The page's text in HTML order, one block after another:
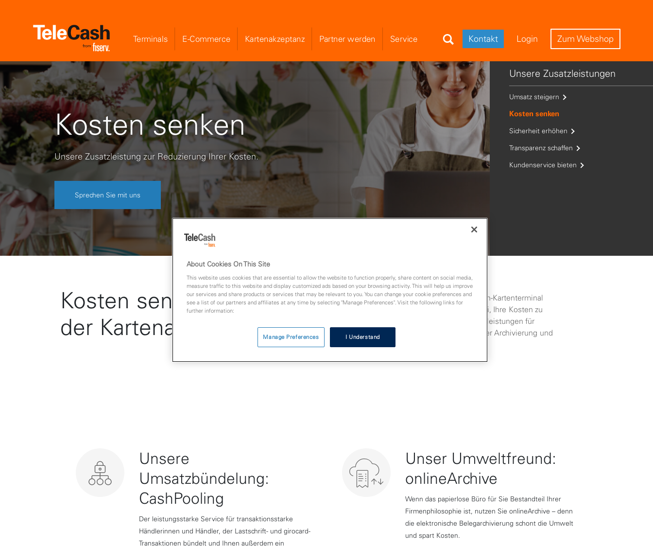
Skip to Main Content
Terminals E-Commerce Kartenakzeptanz Partner werden Service Zum Webshop
Search Field
Kontakt Login
Kosten senken
Unsere Zusatzleistung zur Reduzierung Ihrer Kosten.
Sprechen Sie mit uns
Unsere Zusatzleistungen
Umsatz steigern
Kosten senken
Sicherheit erhöhen
Transparenz schaffen
Kundenservice bieten
Kosten senken bei
der Kartenakzeptanz
Bei allen anfallenden Bezahlvorgängen leistet Ihr TeleCash-Kartenterminal
gute Dienste? Dann helfen wir Ihnen jetzt zusätzlich dabei, Ihre Kosten zu
senken und die Gewinne zu steigern: Mit unseren Zusatzleistungen für
bargeldlose Zahlungen, unter anderem bei Buchungen, der Archivierung und
Integration.
Unsere
Umsatzbündelung:
CashPooling
Der leistungsstarke Service für transaktionsstarke
Händlerinnen und Händler, der Lastschrift- und girocard-
Transaktionen bündelt und Ihnen außerdem ein
Unser Umweltfreund:
onlineArchive
Wenn das papierlose Büro für Sie Bestandteil Ihrer
Firmenphilosophie ist, nutzen Sie onlineArchive – denn
die elektronische Belegarchivierung schont die Umwelt
und spart Kosten.
About Cookies On This Site
This website uses cookies that are essential to allow the website to function properly, share content on social media,
measure traffic to this website and display customized ads based on your browsing activity. This will help us improve
our services and share products or services that may be relevant to you. You can change your cookie preferences and
see a list of our partners and affiliates at any time by selecting "Manage Preferences". Visit the following links for
further information:
Manage Preferences I Understand